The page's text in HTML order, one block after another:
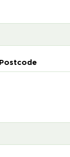
Postcode